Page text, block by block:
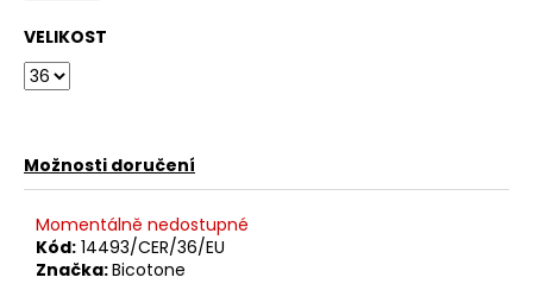
VELIKOST
Možnosti doručení
Momentálně nedostupné
Kód: 14493/CER/36/EU
Značka:Bicotone
HOSTY
I
SVĚDKYNĚ
Kč